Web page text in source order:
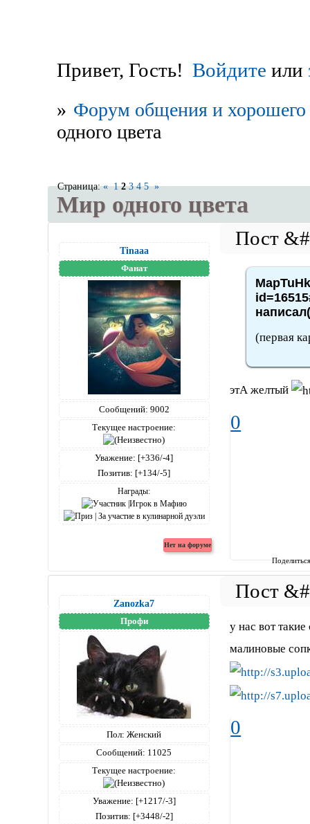
Привет, Гость! Войдите или
» Форум общения и хорошего
одного цвета
Мир одного цвета
Страница:« 1 2 3 4 5 »
Tinaaa
Фанат
Сообщений: 9002
Текущее настроение:
Уважение: [+336/-4]
Позитив: [+134/-5]
Награды:
(первая
этА желтый
0
Zanozka7
Профи
Пол: Женский
Сообщений: 11025
Текущее настроение:
Уважение: [+1217/-3]
Позитив: [+3448/-2]
у нас вот
малиновые
0